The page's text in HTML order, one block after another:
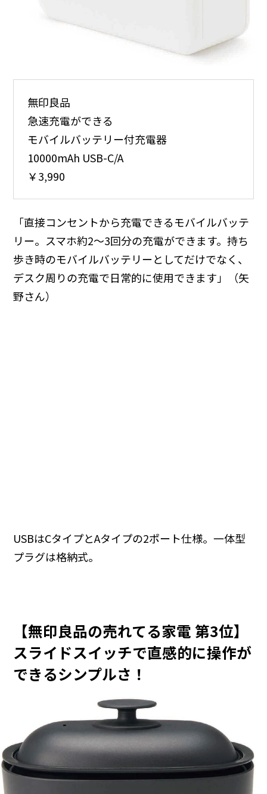
無印良品
急速充電ができる
モバイルバッテリー付充電器
10000mAh USB-C/A
￥3,990
「直接コンセントから充電できるモバイルバッテ
リー。スマホ約2〜3回分の充電ができます。持ち
歩き時のモバイルバッテリーとしてだけでなく、
デスク周りの充電で日常的に使用できます」（矢
野さん）
USBはCタイプとAタイプの2ポート仕様。一体型
プラグは格納式。
【無印良品の売れてる家電 第3位】
スライドスイッチで直感的に操作が
できるシンプルさ！